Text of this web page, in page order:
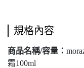
規格內容
商品名稱/容量：
霜100ml